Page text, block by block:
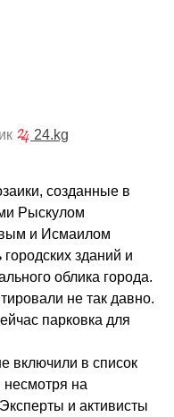
24.kg
созданные в
Рыскулом
и Исмаилом
зданий и
облика города.
не так давно.
парковка для
включили в список
несмотря на
и активисты